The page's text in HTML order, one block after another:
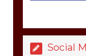
Social